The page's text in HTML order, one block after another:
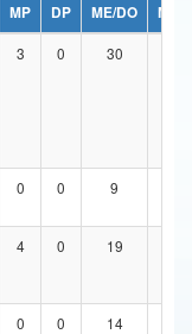
MP DP ME/DO
MP/
3 0 30
0 0 9
4 0 19
0 0 14